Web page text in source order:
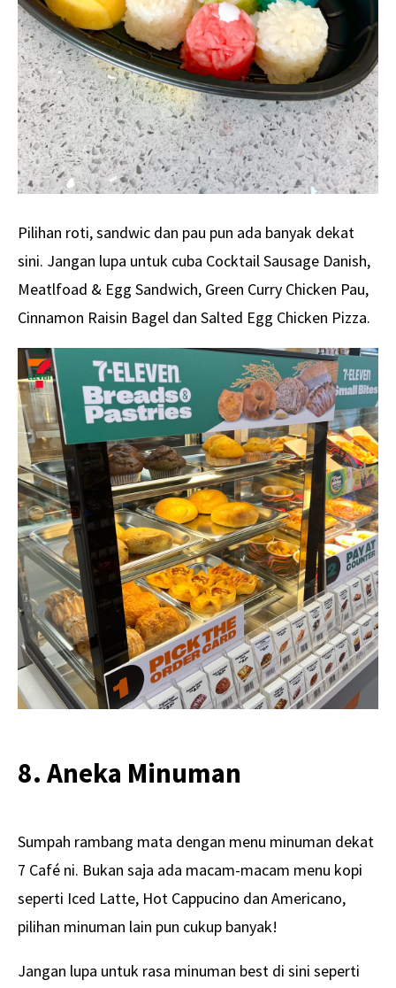
Pilihan roti, sandwic dan pau pun ada banyak dekat
sini. Jangan lupa untuk cuba Cocktail Sausage Danish,
Meatlfoad & Egg Sandwich, Green Curry Chicken Pau,
Cinnamon Raisin Bagel dan Salted Egg Chicken Pizza.
8. Aneka Minuman
Sumpah rambang mata dengan menu minuman dekat
7 Café ni. Bukan saja ada macam-macam menu kopi
seperti Iced Latte, Hot Cappucino dan Americano,
pilihan minuman lain pun cukup banyak!
Jangan lupa untuk rasa minuman best di sini seperti